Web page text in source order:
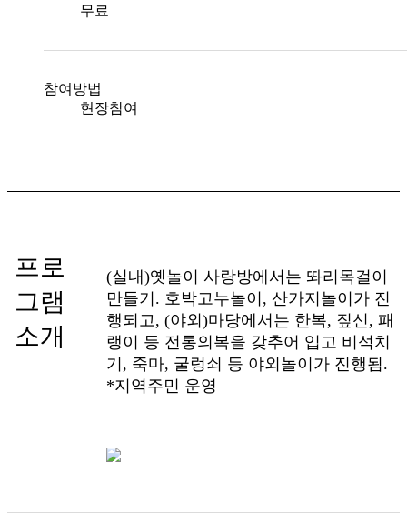
무료
참여방법
현장참여
프로
그램
소개
(실내)옛놀이 사랑방에서는 똬리목걸이
만들기. 호박고누놀이, 산가지놀이가 진
행되고, (야외)마당에서는 한복, 짚신, 패
랭이 등 전통의복을 갖추어 입고 비석치
기, 죽마, 굴렁쇠 등 야외놀이가 진행됨.
*지역주민 운영